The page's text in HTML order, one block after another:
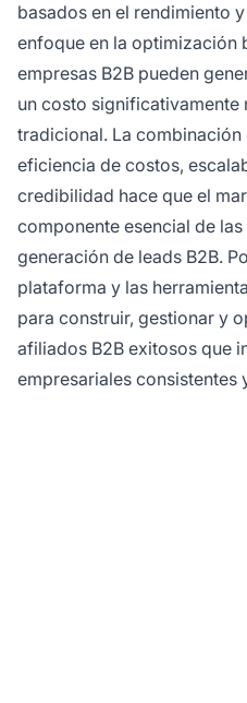
basados en el rendimiento
enfoque en la optimización
empresas B2B pueden
un costo significativamente
tradicional. La
eficiencia de costos,
credibilidad hace que el
componente esencial de
generación de leads B2B.
plataforma y las
para construir, gestionar y
afiliados B2B exitosos que
empresariales consistentes